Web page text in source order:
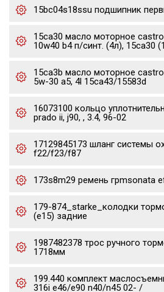
15bc04s18ssu подшипник
15ca30 масло моторное
10w40 b4 п/синт. (4л), 15ca30
15ca3b масло моторное
5w-30 a5, 4l 15ca43/15583d
16073100 кольцо
prado ii, j90, , 3.4, 96-02
17129845173 шланг системы
f22/f23/f87
173s8m29 ремень грmsonata
179-874_starke_колодки
(e15) задние
1987482378 трос ручного
1718мм
199.440 комплект
316i e46/e90 n40/n45 02- /